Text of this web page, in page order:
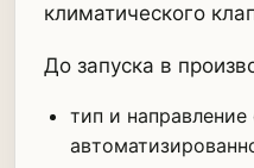
климатического
До запуска в
тип и